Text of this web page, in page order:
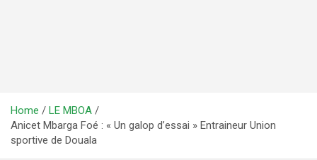
Home
LE MBOA
Anicet Mbarga Foé : « Un galop d’essai » Entraineur Union
sportive de Douala